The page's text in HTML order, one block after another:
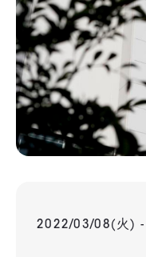
2022/03/08(火)